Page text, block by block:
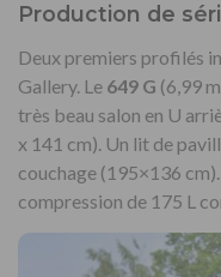
Production de
Deux premiers profilés
Gallery. Le 649 G (6,99
très beau salon en U
x 141 cm). Un lit de
couchage (195×136
compression de 175 L